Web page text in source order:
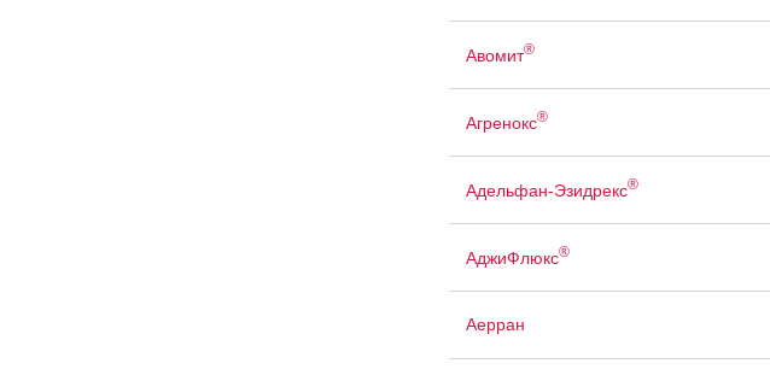
Авомит®
Агренокс®
Адельфан-Эзидрекс®
АджиФлюкс®
Аерран